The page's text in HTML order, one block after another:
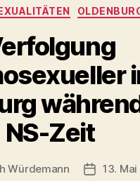
Kategorien
NS-Zeit
Würdemann
13. Mai